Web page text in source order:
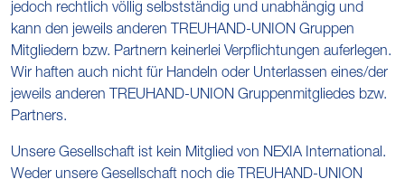
jedoch rechtlich völlig selbstständig und unabhängig und
kann den jeweils anderen TREUHAND-UNION Gruppen
Mitgliedern bzw. Partnern keinerlei Verpflichtungen auferlegen.
Wir haften auch nicht für Handeln oder Unterlassen eines/der
jeweils anderen TREUHAND-UNION Gruppenmitgliedes bzw.
Partners.
Unsere Gesellschaft ist kein Mitglied von NEXIA International.
Weder unsere Gesellschaft noch die TREUHAND-UNION